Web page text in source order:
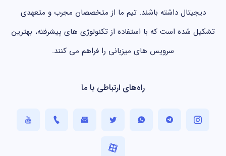
دیجیتال داشته باشند. تیم ما از متخصصان مجرب و متعهدی
تشکیل شده است که با استفاده از تکنولوژی های پیشرفته، بهترین
سرویس های میزبانی را فراهم می کنند.
راه‌های ارتباطی با ما